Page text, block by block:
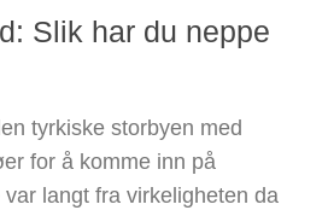
Slik har du neppe
tyrkiske storbyen med
for å komme inn på
langt fra virkeligheten da